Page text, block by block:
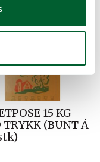
15 KG
TRYKK (BUNT Á